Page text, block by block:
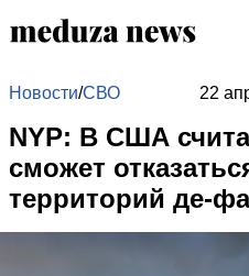
Новости/СВО 22
NYP: В США
сможет
территорий де-